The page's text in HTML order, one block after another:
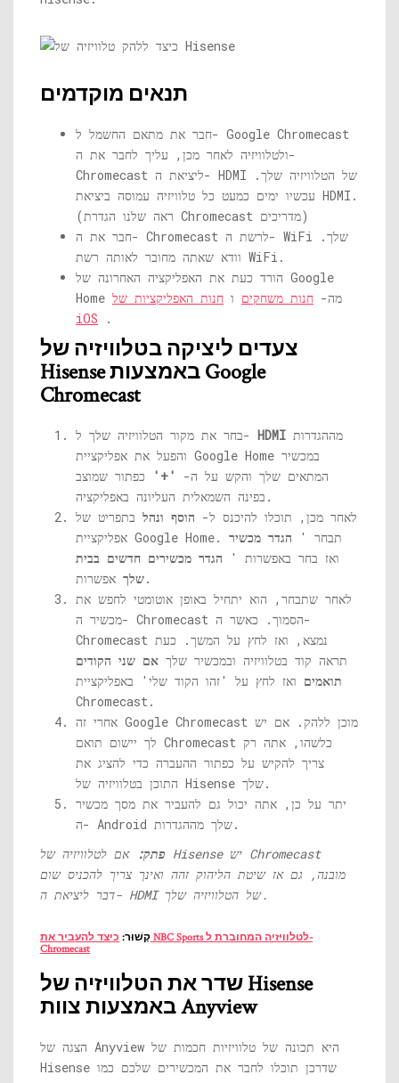
תנאים מוקדמים
חבר את מתאם החשמל ל- Google Chromecast
ולטלוויזיה לאחר מכן, עליך לחבר את ה-
Chromecast ליציאת ה- HDMI של הטלוויזיה שלך.
עכשיו ימים כמעט כל טלוויזיה עמוסה ביציאת HDMI.
(ראה שלנו הגדרת Chromecast מדריכים)
חבר את ה- Chromecast לרשת ה- WiFi שלך.
וודא שאתה מחובר לאותה רשת WiFi.
הורד כעת את האפליקציה האחרונה של Google
Home מה- חנות משחקים ו חנות האפליקציות של
iOS .
צעדים ליציקהבטלוויזיה של
Hisense באמצעות Google
Chromecast
בחר את מקור הטלוויזיה שלך ל- HDMI
והפעל את אפליקציית Google Home במכשיר
המתאים שלך והקש על ה-
'+'
כפתור שמוצב
בפינה השמאלית העליונה באפליקציה.
לאחר מכן, תוכלו להיכנס ל- הוסף ונהל בתפריט של
אפליקציית Google Home. תבחר ' הגדר מכשיר
ואז בחר באפשרות ' הגדר מכשירים חדשים בבית
שלךאפשרות.
לאחר שתבחר, הוא יתחיל באופן אוטומטי לחפש את
מכשיר ה- Chromecast הסמוך. כאשר ה-
Chromecast נמצא, ואז לחץ על המשך. כעת
תראה קוד בטלוויזיה ובמכשיר שלך אם שני הקודים
תואמים ואז לחץ על 'זהו הקוד שלי' באפליקציית
Chromecast.
אחרי זה Google Chromecast מוכן ללהק. אם יש
לך יישום תואם Chromecast כלשהו, ​​אתה רק
צריך להקיש על כפתור ההעברה כדי להציג את
התוכן בטלוויזיה של Hisense שלך.
יתר על כן, אתה יכול גם להעביר את מסך מכשיר
ה- Android שלך מההגדרות.
פתק: אם לטלוויזיה של Hisense יש Chromecast
מובנה, גם אז שיטת הליהוק זהה ואינך צריך להכניס שום
דבר ליציאת ה- HDMI של הטלוויזיה שלך.
קָשׁוּר: כיצד להעביר את NBC Sports לטלוויזיה המחוברת ל-
Chromecast
שדר את הטלוויזיה של Hisense
באמצעות צוות Anyview
הצגה של Anyview היא תכונה של טלוויזיות חכמות של
Hisense שדרכן תוכלו לחבר את המכשירים שלכם כמו